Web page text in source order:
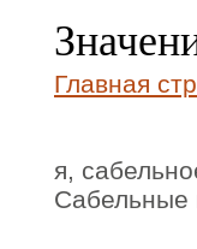
Главная
я,
Сабельные